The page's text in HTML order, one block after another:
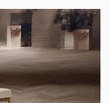
müşteri
bizlere
bölümünü